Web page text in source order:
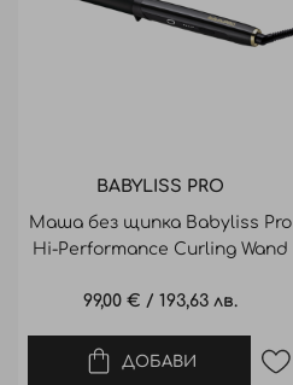
BABYLISS PRO
Маша без щипка Babyliss Pro
Hi-Performance Curling Wand
99,00 € /193,63 лв.
ДОБАВИ